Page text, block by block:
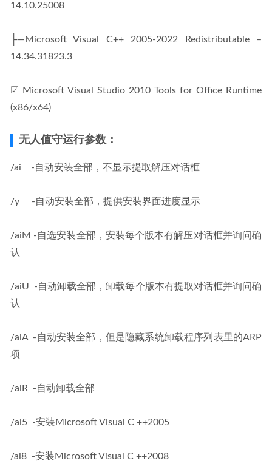
14.10.25008
├—Microsoft Visual C++ 2005-2022 Redistributable –
14.34.31823.3
☑ Microsoft Visual Studio 2010 Tools for Office Runtime
(x86/x64)
无人值守运行参数：
/ai    -自动安装全部，不显示提取解压对话框
/y     -自动安装全部，提供安装界面进度显示
/aiM -自选安装全部，安装每个版本有解压对话框并询问确
认
/aiU  -自动卸载全部，卸载每个版本有提取对话框并询问确
认
/aiA  -自动安装全部，但是隐藏系统卸载程序列表里的ARP
项
/aiR  -自动卸载全部
/ai5  -安装Microsoft Visual C ++2005
/ai8  -安装Microsoft Visual C ++2008